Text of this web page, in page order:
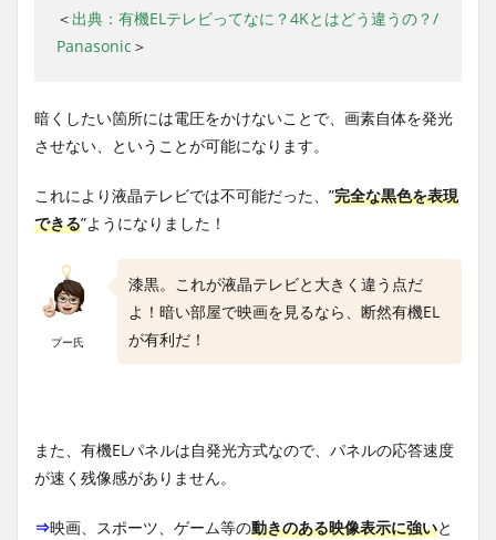
＜ 出典：有機ELテレビってなに？4Kとはどう違うの？/
Panasonic ＞
暗くしたい箇所には電圧をかけないことで、画素自体を発光
させない、ということが可能になります。
これにより液晶テレビでは不可能だった、”完全な黒色を表現
できる”ようになりました！
プー氏
漆黒。これが液晶テレビと大きく違う点だ
よ！暗い部屋で映画を見るなら、断然有機EL
が有利だ！
また、有機ELパネルは自発光方式なので、パネルの応答速度
が速く残像感がありません。
⇒映画、スポーツ、ゲーム等の動きのある映像表示に強いと